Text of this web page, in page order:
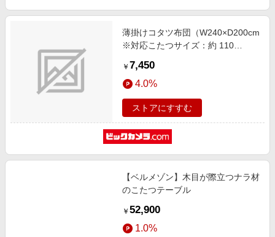
薄掛けコタツ布団（W240×D200cm
※対応こたつサイズ：約 110
形]
￥ 7,450
4.0%
ストアにすすむ
【ベルメゾン】木目が際立つナラ材
のこたつテーブル
￥ 52,900
1.0%